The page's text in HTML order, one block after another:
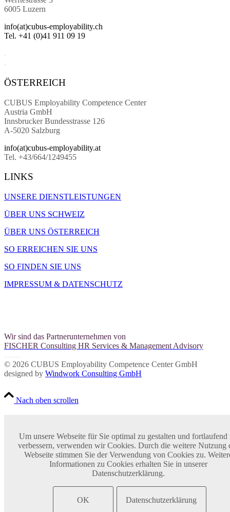
6005 Luzern
info(at)cubus-employability.ch
Tel. +41 (0)41 911 09 19
.
.
ÖSTERREICH
CUBUS Employability Competence Center
Austria GmbH
Innsbrucker Bundesstrasse 126
A-5020 Salzburg
info(at)cubus-employability.at
Tel. +43/664/1249455
LINKS
UNSERE DIENSTLEISTUNGEN
ÜBER UNS SCHWEIZ
ÜBER UNS ÖSTERREICH
SO ERREICHEN SIE UNS
SO FINDEN SIE UNS
IMPRESSUM & DATENSCHUTZ
Wir sind das Partnerunternehmen von
FISCHER Consulting HR Services & Management Advisory
……
© 2026 CUBUS Employability Competence Center GmbH
designed by Windwork Consulting GmbH
Nach oben scrollen
Um unsere Webseite für Sie optimal zu gestalten und fortlaufend
verbessern, verwenden wir Cookies. Durch die weitere Nutzung
Webseite stimmen Sie der Verwendung von Cookies zu.
Informationen zu Cookies erhalten Sie in unserer
Datenschutzerklärung.
OK Datenschutzerklärung
Wie wir Cookies verwenden
werden. Wir verwenden Cookies, um uns mitzuteilen, wenn Sie
unsere Websites besuchen, wie Sie mit uns interagieren, Ihre